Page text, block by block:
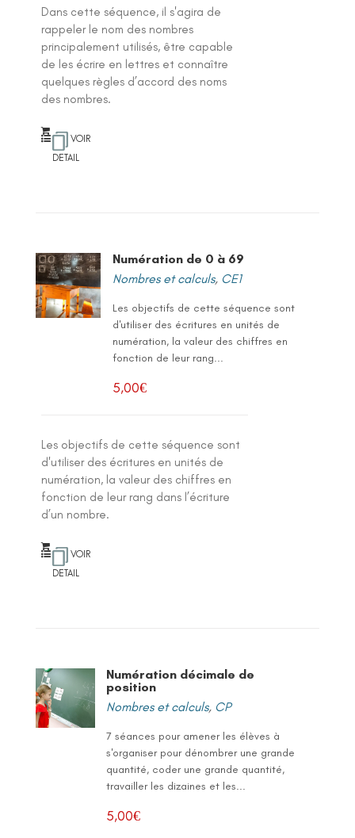
Dans cette séquence, il s'agira de
rappeler le nom des nombres
principalement utilisés, être capable
de les écrire en lettres et connaître
quelques règles d’accord des noms
des nombres.
VOIR
DETAIL
Numération de 0 à 69
Nombres et calculs, CE1
Les objectifs de cette séquence sont
d'utiliser des écritures en unités de
numération, la valeur des chiffres en
fonction de leur rang...
5,00€
Les objectifs de cette séquence sont
d'utiliser des écritures en unités de
numération, la valeur des chiffres en
fonction de leur rang dans l’écriture
d’un nombre.
VOIR
DETAIL
Numération décimale de
position
Nombres et calculs, CP
7 séances pour amener les élèves à
s'organiser pour dénombrer une grande
quantité, coder une grande quantité,
travailler les dizaines et les...
5,00€